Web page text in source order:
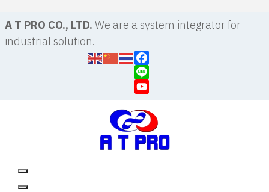
A T PRO CO., LTD.We are a system integrator for
industrial solution.